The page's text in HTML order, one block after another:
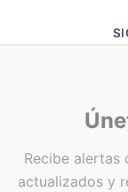
Recibe alertas
actualizados y